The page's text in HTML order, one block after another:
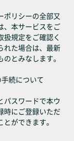
ポリシーの全部又
、本サービスをご
規定をご確認く
れた場合は、最新
とみなします。
続について
パスワードで本ウ
時にご登録いただ
ができます。